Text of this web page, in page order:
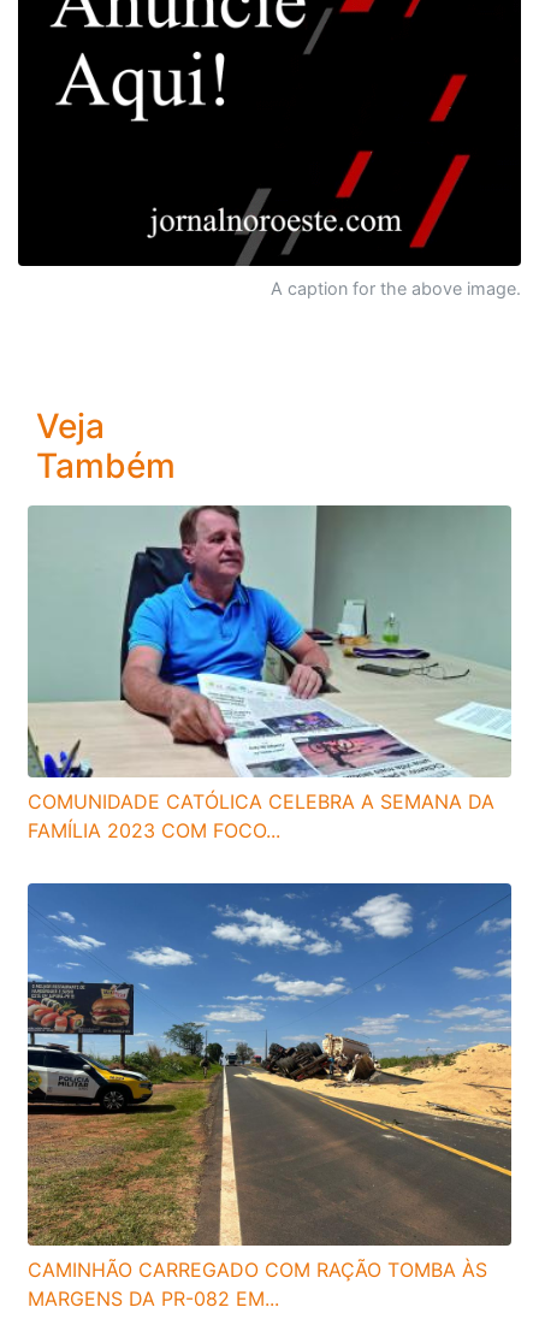
A caption for the above image.
Veja
Também
COMUNIDADE CATÓLICA CELEBRA A SEMANA DA
FAMÍLIA 2023 COM FOCO...
CAMINHÃO CARREGADO COM RAÇÃO TOMBA ÀS
MARGENS DA PR-082 EM...